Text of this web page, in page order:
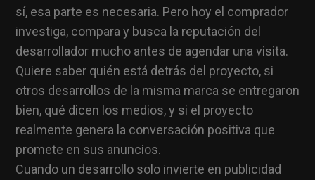
sí, esa parte es necesaria. Pero hoy el comprador
investiga, compara y busca la reputación del
desarrollador mucho antes de agendar una visita.
Quiere saber quién está detrás del proyecto, si
otros desarrollos de la misma marca se entregaron
bien, qué dicen los medios, y si el proyecto
realmente genera la conversación positiva que
promete en sus anuncios.
Cuando un desarrollo solo invierte en publicidad